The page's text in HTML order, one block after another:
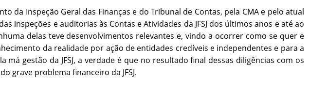
da Inspeção Geral das Finanças e do Tribunal de Contas, pela CMA e pelo atual
inspeções e auditorias às Contas e Atividades da JFSJ dos últimos anos e até ao
delas teve desenvolvimentos relevantes e, vindo a ocorrer como se quer e
da realidade por ação de entidades credíveis e independentes e para a
má gestão da JFSJ, a verdade é que no resultado final dessas diligências com os
grave problema financeiro da JFSJ.